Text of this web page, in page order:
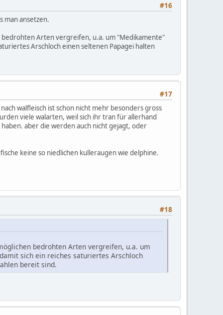
#16
man ansetzen.
bedrohten Arten vergreifen, u.a. um "Medikamente"
Arschloch einen seltenen Papagei halten
#17
walfleisch ist schon nicht mehr besonders gross
viele walarten, weil sich ihr tran für allerhand
aber die werden auch nicht gejagt, oder
keine so niedlichen kulleraugen wie delphine.
#18
bedrohten Arten vergreifen, u.a. um
sich ein reiches saturiertes Arschloch
bereit sind.